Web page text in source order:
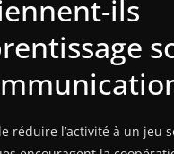
ils
réduire l’activité à un jeu